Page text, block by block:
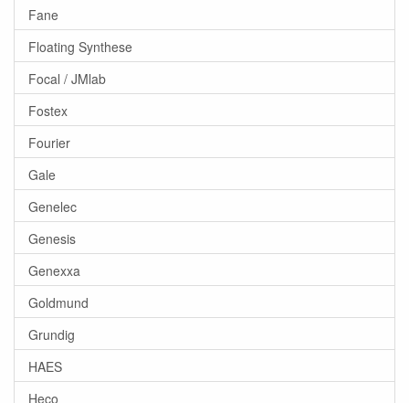
Fane
Floating Synthese
Focal / JMlab
Fostex
Fourier
Gale
Genelec
Genesis
Genexxa
Goldmund
Grundig
HAES
Heco